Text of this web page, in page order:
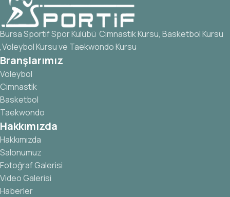
Bursa Sportif Spor Kulübü Cimnastik Kursu, Basketbol Kursu
,Voleybol Kursu ve Taekwondo Kursu
Branşlarımız
Voleybol
Cimnastik
Basketbol
Taekwondo
Hakkımızda
Hakkımızda
Salonumuz
Fotoğraf Galerisi
Video Galerisi
Haberler